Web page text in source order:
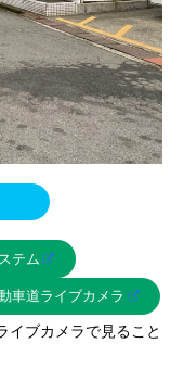
テム
車道ライブカメラ
イブカメラで見ること